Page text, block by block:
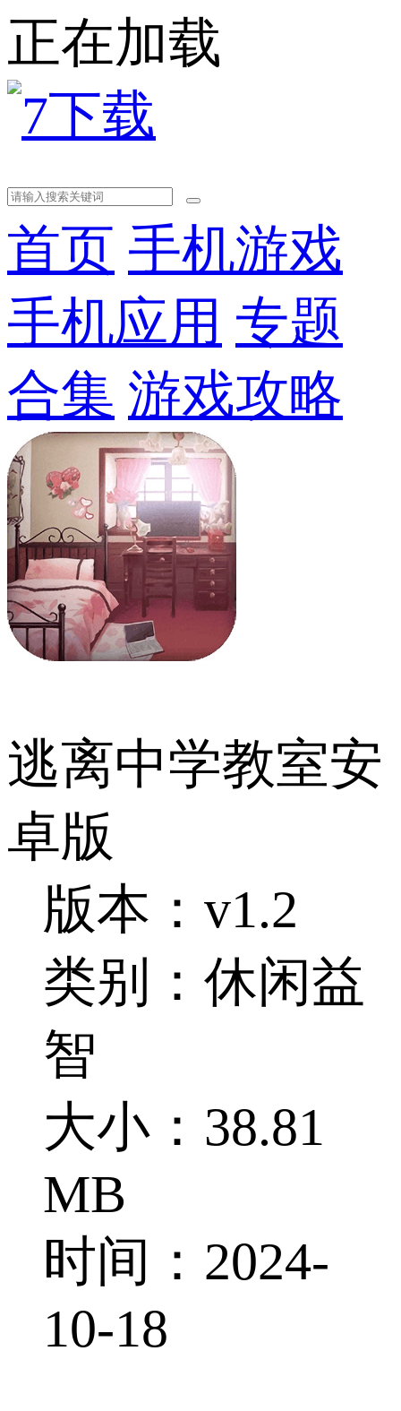
正在加载
首页 手机游戏
手机应用 专题
合集 游戏攻略
逃离中学教室安
卓版
版本：v1.2
类别：休闲益
智
大小：38.81
MB
时间：2024-
10-18